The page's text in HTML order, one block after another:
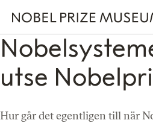
Skip
to
header
Skip
to
main
content
Skip
to
footer
Sök
efter:
utse
Hur går det egentligen till när